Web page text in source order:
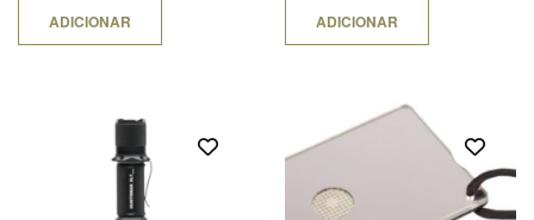
ADICIONAR ADICIONAR